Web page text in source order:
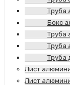
Труба
Бокс
Труба
Труба
Труба
Лист
Лист